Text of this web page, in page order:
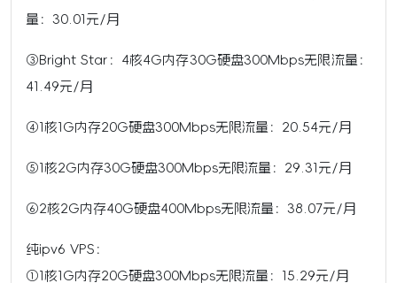
量：30.01元/月
③Bright Star：4核4G内存30G硬盘300Mbps无限流量：
41.49元/月
④1核1G内存20G硬盘300Mbps无限流量：20.54元/月
⑤1核2G内存30G硬盘300Mbps无限流量：29.31元/月
⑥2核2G内存40G硬盘400Mbps无限流量：38.07元/月
纯ipv6 VPS：
①1核1G内存20G硬盘300Mbps无限流量：15.29元/月